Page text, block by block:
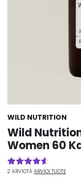
WILD NUTRITION
Wild
Women 60
Arvio4.50
2
2 ARVIOTA ARVIOI TUOTE